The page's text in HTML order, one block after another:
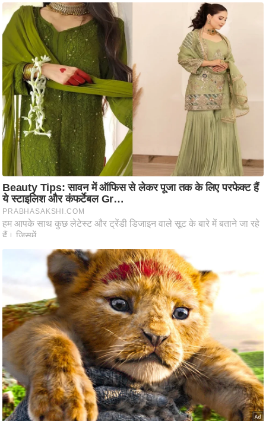
य
प
र
स
मी
क्षा
ध
र्म
ज्यो
ति
ष
प्र
भु
म
हि
र्म
स्थ
ल
व्र
त
त्यो
हा
र